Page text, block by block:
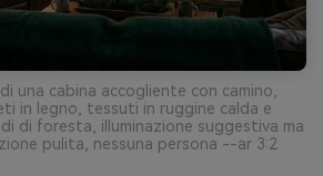
una cabina accogliente con camino,
in legno, tessuti in ruggine calda e
di foresta, illuminazione suggestiva ma
pulita, nessuna persona --ar 3:2